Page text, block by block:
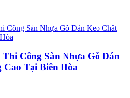
Công Sàn Nhựa Gỗ Dán
Cao Tại Biên Hòa